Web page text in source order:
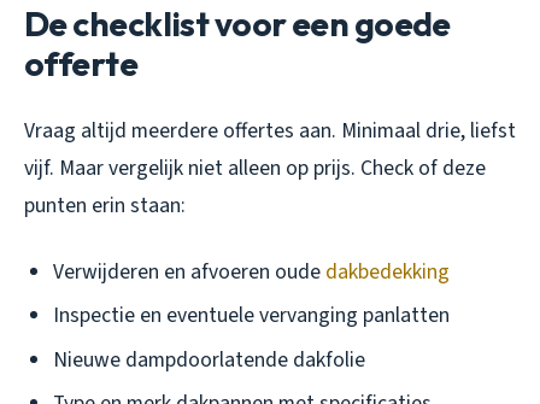
De checklist voor een goede
offerte
Vraag altijd meerdere offertes aan. Minimaal drie, liefst
vijf. Maar vergelijk niet alleen op prijs. Check of deze
punten erin staan:
Verwijderen en afvoeren oude dakbedekking
Inspectie en eventuele vervanging panlatten
Nieuwe dampdoorlatende dakfolie